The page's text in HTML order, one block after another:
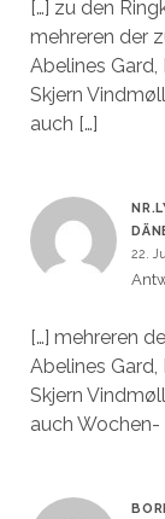
[…] zu den
mehreren der
Abelines Gard,
Skjern
auch […]
22.
[…] mehreren
Abelines Gard,
Skjern
auch Wochen-